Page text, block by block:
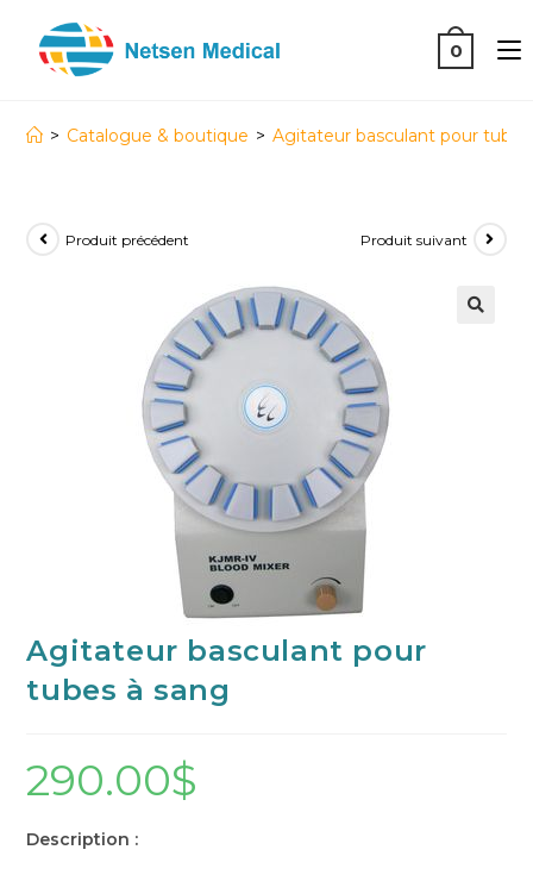
0
> Catalogue & boutique > Agitateur basculant pour
Produit précédent Produit suivant
Agitateur basculant pour
tubes à sang
290.00$
Description :